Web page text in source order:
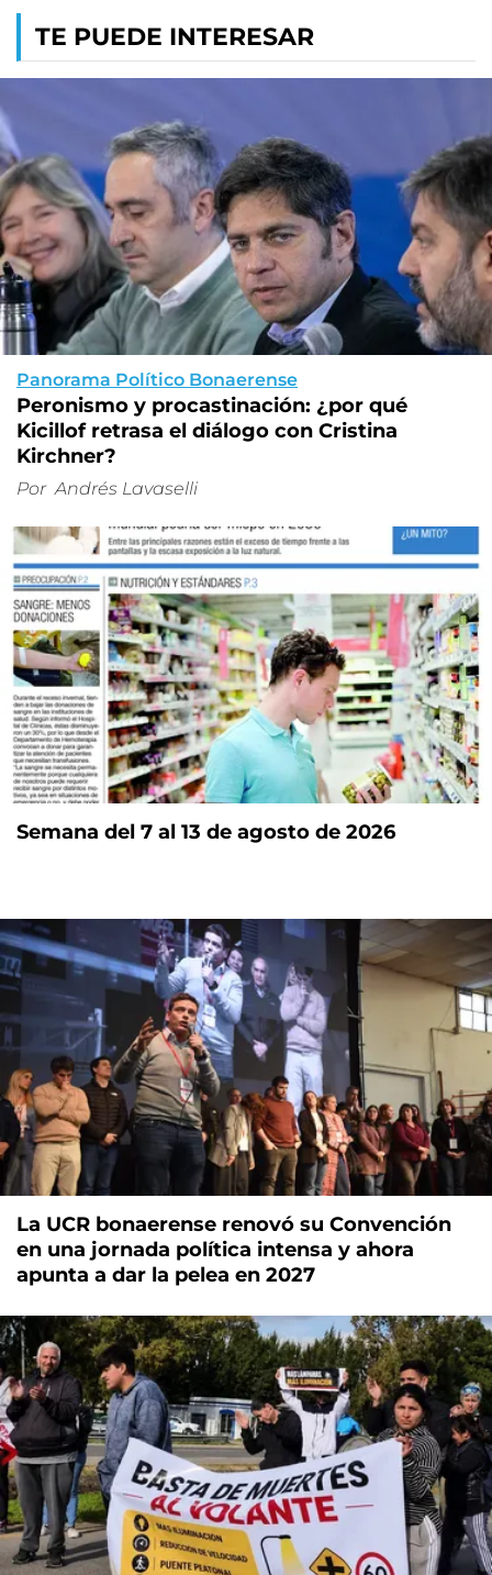
TE PUEDE INTERESAR
Panorama Político Bonaerense
Peronismo y procastinación: ¿por qué
Kicillof retrasa el diálogo con Cristina
Kirchner?
Por Andrés Lavaselli
Semana del 7 al 13 de agosto de 2026
La UCR bonaerense renovó su Convención
en una jornada política intensa y ahora
apunta a dar la pelea en 2027